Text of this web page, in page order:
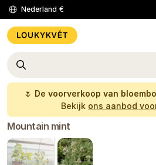
Nederland €
🌷 De voorverkoop van
Bekijk ons aanbod
Mountain mint